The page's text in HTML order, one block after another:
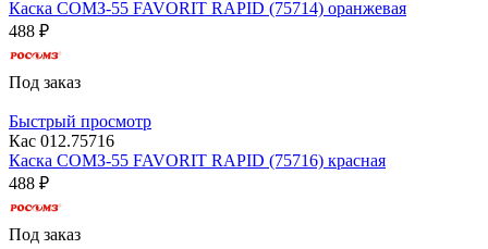
Каска СОМЗ-55 FAVORIT RAPID (75714) оранжевая
488 ₽
Под заказ
Быстрый просмотр
Кас 012.75716
Каска СОМЗ-55 FAVORIT RAPID (75716) красная
488 ₽
Под заказ